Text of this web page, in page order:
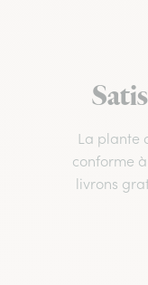
La plante
conforme
livrons